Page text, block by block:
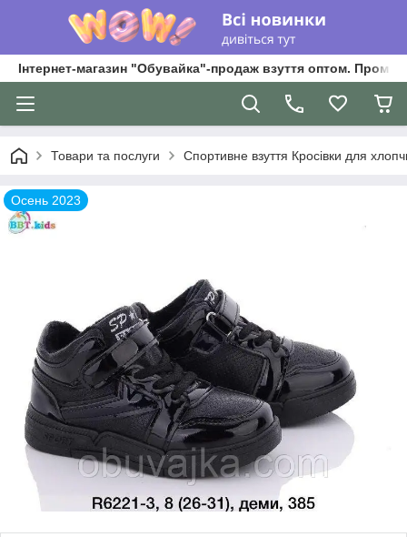
Інтернет-магазин "Обувайка"-продаж взуття оптом.
Товари та послуги Спортивне взуття Кросівки для
Осень 2023